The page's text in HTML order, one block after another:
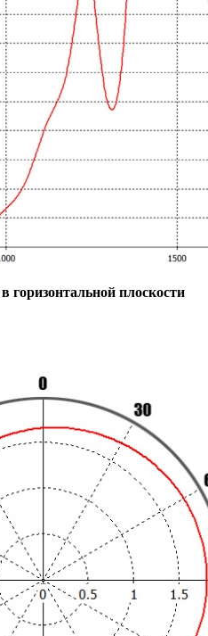
горизонтальной плоскости